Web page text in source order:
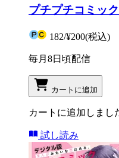
プチプチコミック
182/¥200(税込)
毎月8日頃配信
カートに追加
カートに追加しまし
試し読み